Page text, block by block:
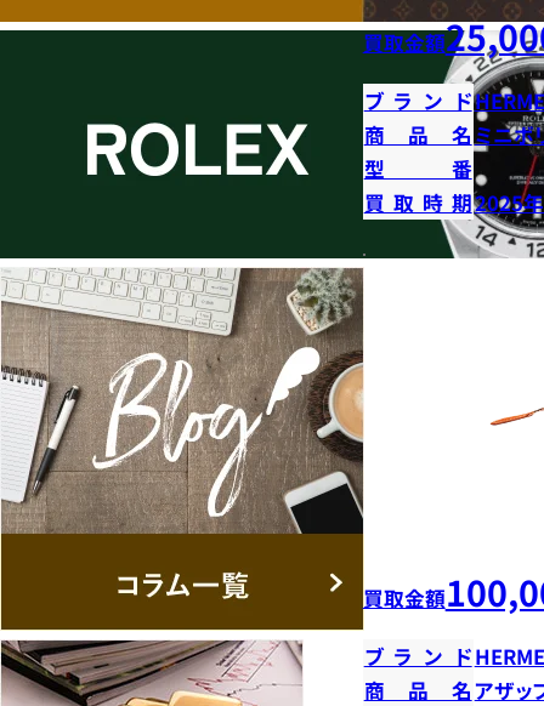
買取金額
ブランド
商品名 ミニボ
型番
買取時期2025
買取金額
ブランド
商品名アザッ